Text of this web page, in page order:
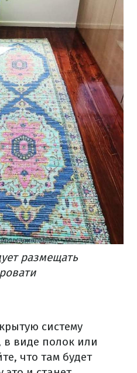
размещать
систему
виде полок или
что там будет